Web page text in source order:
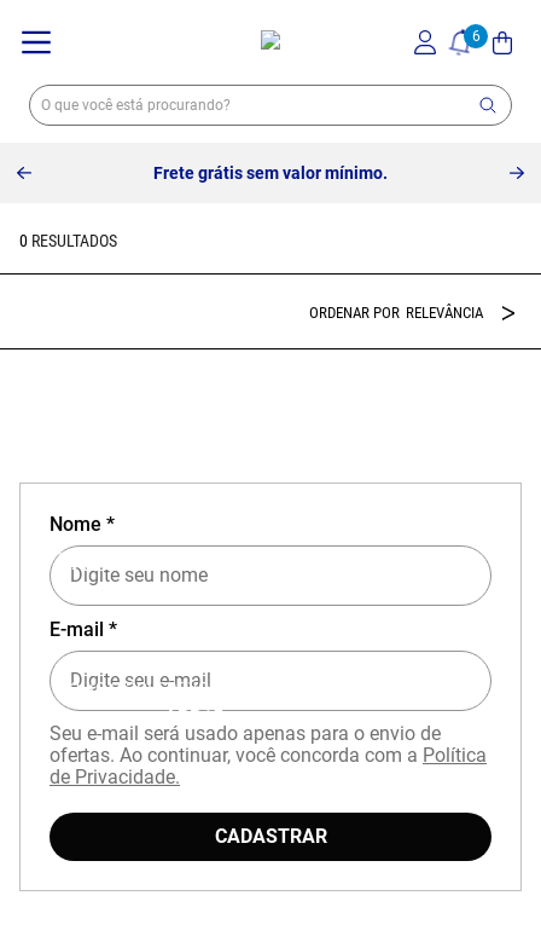
Frete grátis sem valor mínimo.
0
RELEVÂNCIA
EXPERIÊNCIA MIZUNO NO APP
Baixe o aplicativo Mizuno e garanta
com cupomAPP15.
Nome *
E-mail *
Seu e-mail será usado apenas para o envio de
ofertas. Ao continuar, você concorda com a Política
de Privacidade.
CADASTRAR